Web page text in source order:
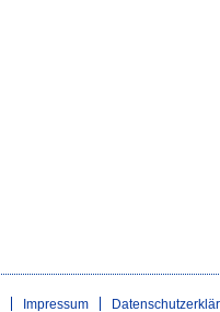
Impressum